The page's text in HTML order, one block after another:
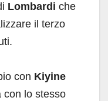
Lombardi che
il terzo
con Kiyine
con lo stesso